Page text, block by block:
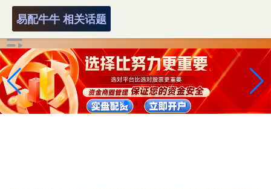
易配牛牛 相关话题